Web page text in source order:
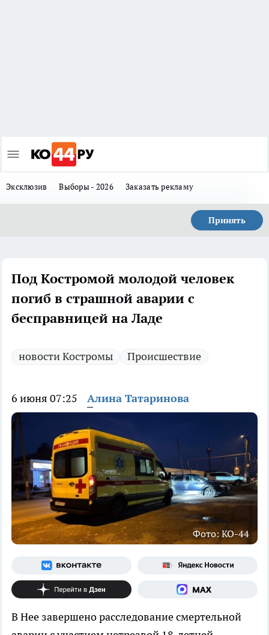
Эксклюзив Выборы - 2026 Заказать рекламу
Принять
Под Костромой молодой человек
погиб в страшной аварии с
бесправницей на Ладе
новости Костромы Происшествие
6 июня 07:25 Алина Татаринова
Фото: КО-44
В Нее завершено расследование смертельной